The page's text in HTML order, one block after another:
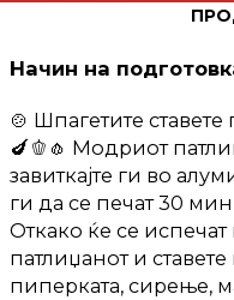
Начин на
🍲 Шпагетите ставете
🍆🫑🧄 Модриот
завиткајте ги во
ги да се печат 30
Откако ќе се испечат
патлиџанот и
пиперката, сирење,